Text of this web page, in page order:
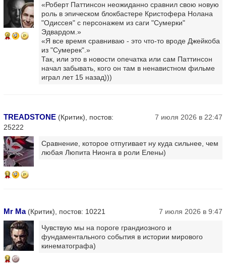
6
«Роберт Паттинсон неожиданно сравнил свою новую
роль в эпическом блокбастере Кристофера Нолана
"Одиссея" с персонажем из саги "Сумерки"
Эдвардом.»
«Я все время сравниваю - это что-то вроде Джейкоба
из "Сумерек".»
Так, или это в новости опечатка или сам Паттинсон
начал забывать, кого он там в ненавистном фильме
играл лет 15 назад)))
TREADSTONE (Критик), постов:
25222
7 июля 2026 в 22:47
13
Сравнение, которое отпугивает ну куда сильнее, чем
любая Люпита Нионга в роли Елены)
Mr Ma(Критик), постов: 10221 7 июля 2026 в 9:47
14
Чувствую мы на пороге грандиозного и
фундаментального события в истории мирового
кинематографа)